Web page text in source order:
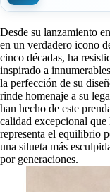
Desde su lanzamiento
en un verdadero icono
cinco décadas, ha
inspirado a
la perfección de su
rinde homenaje a su
han hecho de este
calidad excepcional
representa el equilibrio
una silueta más
por generaciones.